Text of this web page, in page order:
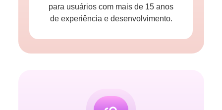
para usuários com mais de 15 anos
de experiência e desenvolvimento.